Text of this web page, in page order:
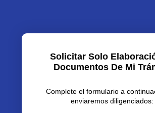
Solicitar Solo
Documentos De Mi
Complete el formulario a
enviaremos diligenciados: